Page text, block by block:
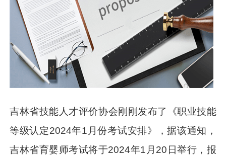
吉林省技能人才评价协会刚刚发布了《职业技能
等级认定2024年1月份考试安排》，据该通知，
吉林省育婴师考试将于2024年1月20日举行，报